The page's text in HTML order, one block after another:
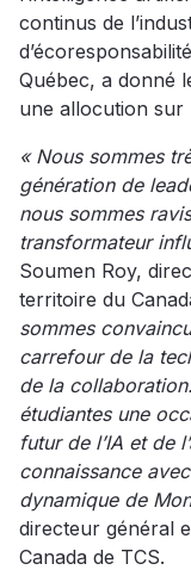
continus de
Québec, a donné
une allocution sur
« Nous sommes
génération de
nous sommes
transformateur
Soumen Roy,
territoire du
sommes
carrefour de la
de la
étudiantes une
futur de l’IA et de
connaissance
dynamique de
directeur général
Canada de TCS.